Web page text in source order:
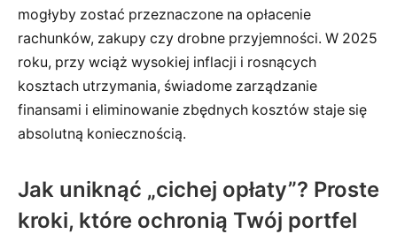
mogłyby zostać przeznaczone na opłacenie
rachunków, zakupy czy drobne przyjemności. W 2025
roku, przy wciąż wysokiej inflacji i rosnących
kosztach utrzymania, świadome zarządzanie
finansami i eliminowanie zbędnych kosztów staje się
absolutną koniecznością.
Jak uniknąć „cichej opłaty”? Proste
kroki, które ochronią Twój portfel